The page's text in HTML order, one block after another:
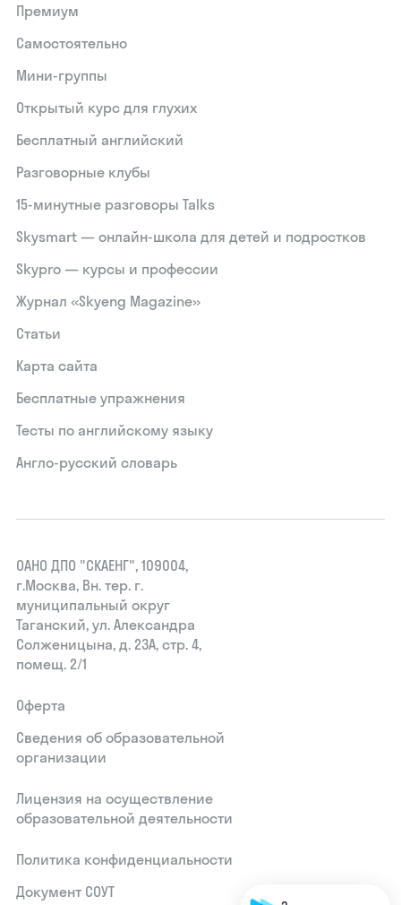
Премиум
Самостоятельно
Мини-группы
Открытый курс для глухих
Бесплатный английский
Разговорные клубы
15‑минутные разговоры Talks
Skysmart — онлайн-школа для детей и подростков
Skypro — курсы и профессии
Журнал «Skyeng Magazine»
Статьи
Карта сайта
Бесплатные упражнения
Тесты по английскому языку
Англо-русский словарь
ОАНО ДПО "СКАЕНГ", 109004,
г.Москва, Вн. тер. г.
муниципальный округ
Таганский, ул. Александра
Солженицына, д. 23А, стр. 4,
помещ. 2/1
Оферта
Сведения об образовательной
организации
Лицензия на осуществление
образовательной деятельности
Политика конфиденциальности
Документ СОУТ